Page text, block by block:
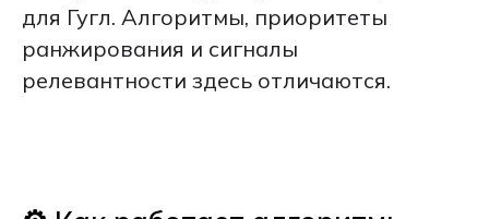
для Гугл. Алгоритмы, приоритеты
ранжирования и сигналы
релевантности здесь отличаются.